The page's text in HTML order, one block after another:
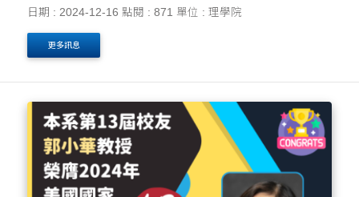
日期 : 2024-12-16 點閱 : 871 單位 : 理學院
更多訊息